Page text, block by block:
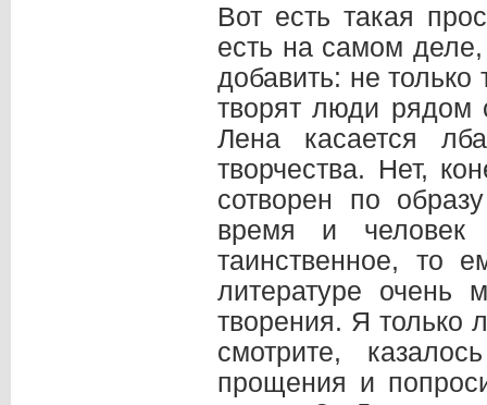
Вот есть такая
есть на самом
добавить: не
творят люди рядом
Лена касается
творчества. Нет,
сотворен по
время и человек
таинственное, то
литературе
творения. Я только
смотрите,
прощения и